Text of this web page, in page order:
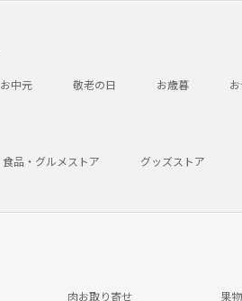
お中元 敬老の日 お歳暮
食品・グルメストア グッズストア
肉お取り寄せ 果